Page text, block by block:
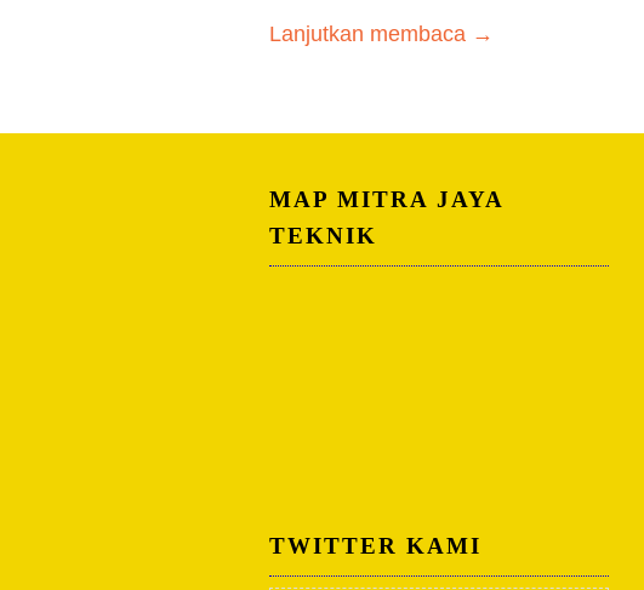
Lanjutkan membaca →
MAP MITRA JAYA
TEKNIK
TWITTER KAMI